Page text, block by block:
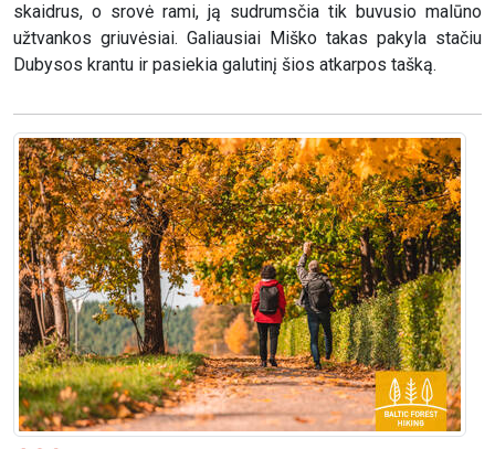
skaidrus, o srovė rami, ją sudrumsčia tik buvusio malūno
užtvankos griuvėsiai. Galiausiai Miško takas pakyla stačiu
Dubysos krantu ir pasiekia galutinį šios atkarpos tašką.